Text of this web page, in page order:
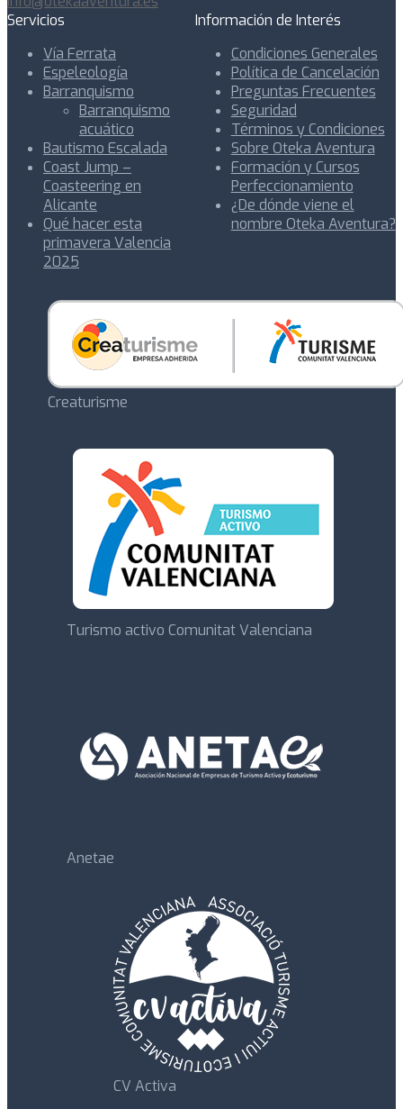
Servicios
Vía Ferrata
Espeleología
Barranquismo
Barranquismo
acuático
Bautismo Escalada
Coast Jump –
Coasteering en
Alicante
Qué hacer esta
primavera Valencia
2025
Información de Interés
Condiciones Generales
Política de Cancelación
Preguntas Frecuentes
Seguridad
Términos y Condiciones
Sobre Oteka Aventura
Formación y Cursos
Perfeccionamiento
¿De dónde viene el
nombre Oteka Aventura?
Creaturisme
Turismo activo Comunitat Valenciana
Anetae
CV Activa